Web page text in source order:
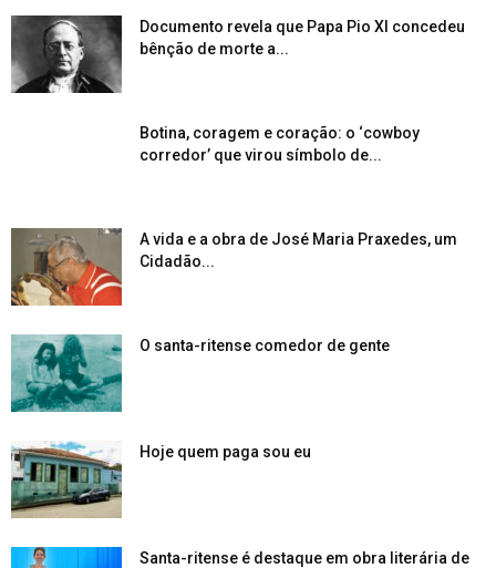
Documento revela que Papa Pio XI concedeu
bênção de morte a...
Botina, coragem e coração: o ‘cowboy
corredor’ que virou símbolo de...
A vida e a obra de José Maria Praxedes, um
Cidadão...
O santa-ritense comedor de gente
Hoje quem paga sou eu
Santa-ritense é destaque em obra literária de